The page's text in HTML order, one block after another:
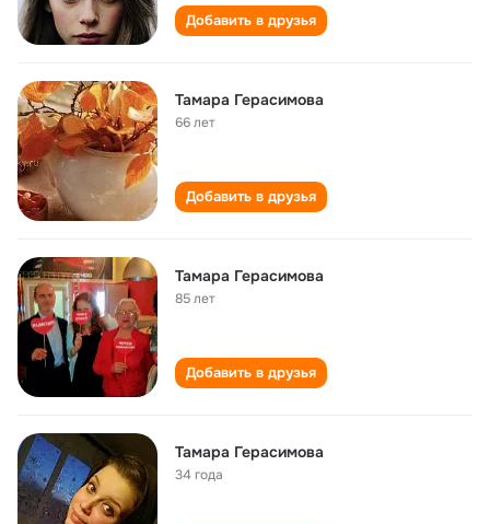
Добавить в друзья
Тамара Герасимова
66 лет
Добавить в друзья
Тамара Герасимова
85 лет
Добавить в друзья
Тамара Герасимова
34 года